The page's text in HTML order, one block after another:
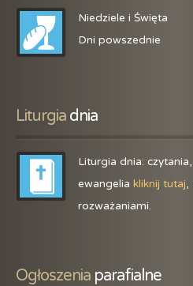
Niedziele i Święta
Dni powszednie
Liturgia dnia
Liturgia dnia:
ewangelia kliknij tutaj,
rozważaniami.
Ogłoszenia parafialne